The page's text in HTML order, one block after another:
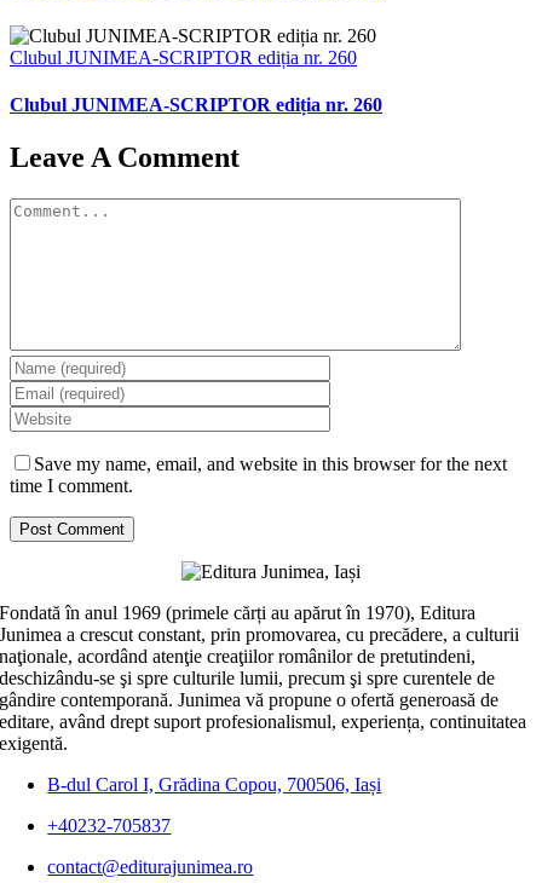
Clubul JUNIMEA-SCRIPTOR ediția nr. 260
Clubul JUNIMEA-SCRIPTOR ediția nr. 260
Leave A Comment
Comment
Save my name, email, and website in this browser for the next
time I comment.
Fondată în anul 1969 (primele cărți au apărut în 1970), Editura
Junimea a crescut constant, prin promovarea, cu precădere, a culturii
naţionale, acordând atenţie creaţiilor românilor de pretutindeni,
deschizându-se şi spre culturile lumii, precum şi spre curentele de
gândire contemporană. Junimea vă propune o ofertă generoasă de
editare, având drept suport profesionalismul, experiența, continuitatea
exigentă.
B-dul Carol I, Grădina Copou, 700506, Iași
+40232-705837
contact@editurajunimea.ro